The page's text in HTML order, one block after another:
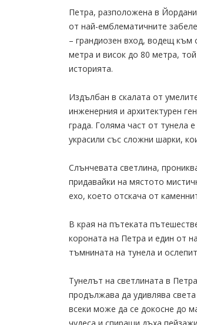
Петра, разположена в
от най-емблематичните
– грандиозен вход, водещ
метра и висок до 80 метра,
историята.
Издълбан в скалата от
инженерния и архитектурен
града. Голяма част от тунела
украсили със сложни шарки,
Слънчевата светлина,
придавайки на мястото
ехо, което отскача от
В края на пътеката
короната на Петра и един от
тъмнината на тунела и
Тунелът на светлината в
продължава да удивлява
всеки може да се докосне до